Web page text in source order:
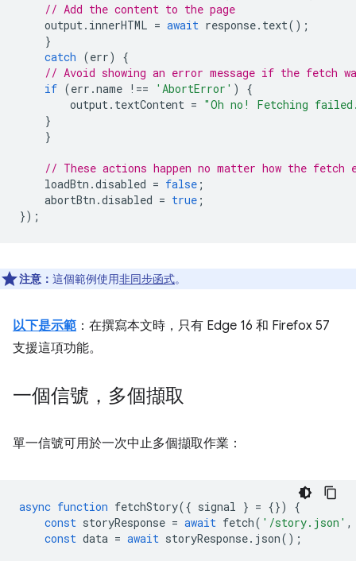
// Add the content to the page
output. innerHTML = await response. text();
}
catch (err)
{
// Avoid showing an error message if the fetch
if (err .name !== 'AbortError' )
{
output. textContent = "Oh no! Fetching
}
}
// These actions happen no matter how the fetch
loadBtn .disabled = false ;
abortBtn .disabled = true ;
});
注意： 這個範例使用非同步函式。
以下是示範 ：在撰寫本文時，只有 Edge 16 和 Firefox 57
支援這項功能。
一個信號，多個擷取
單一信號可用於一次中止多個擷取作業：
async function fetchStory({ signal } = {})
{
const storyResponse = await fetch( '/story.json' ,
const data = await storyResponse. json();